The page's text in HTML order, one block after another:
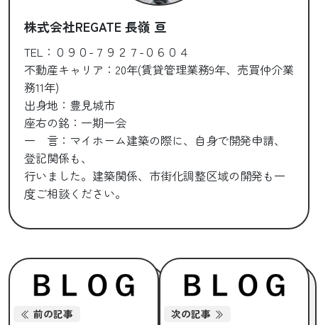
株式会社REGATE 長嶺 亘
TEL：０９０-７９２７-０６０４
不動産キャリア：20年(賃貸管理業務9年、売買仲介業
務11年)
出身地：豊見城市
座右の銘：一期一会
一 言：マイホーム建築の際に、自身で開発申請、
登記関係も、
行いました。建築関係、市街化調整区域の開発も一
度ご相談ください。
前の記事
次の記事